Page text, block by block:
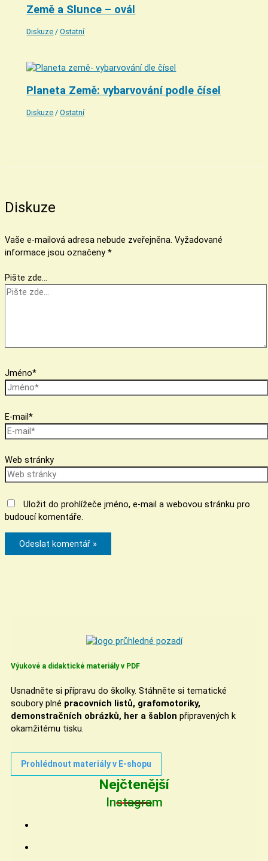
Země a Slunce – ovál
Diskuze /Ostatní
Planeta Země: vybarvování podle čísel
Diskuze /Ostatní
Diskuze
Vaše e-mailová adresa nebude zveřejněna. Vyžadované
informace jsou označeny *
Pište zde…
Jméno*
E-mail*
Web stránky
Uložit do prohlížeče jméno, e-mail a webovou stránku pro
budoucí komentáře.
Výukové a didaktické materiály v PDF
Usnadněte si přípravu do školky. Stáhněte si tematické
soubory plné pracovních listů, grafomotoriky,
demonstračních obrázků, her a šablon připravených k
okamžitému tisku.
Prohlédnout materiály v E-shopu
Nejčtenější
Instagram